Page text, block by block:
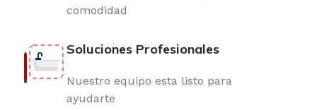
comodidad
Soluciones Profesionales
Nuestro equipo esta listo para
ayudarte